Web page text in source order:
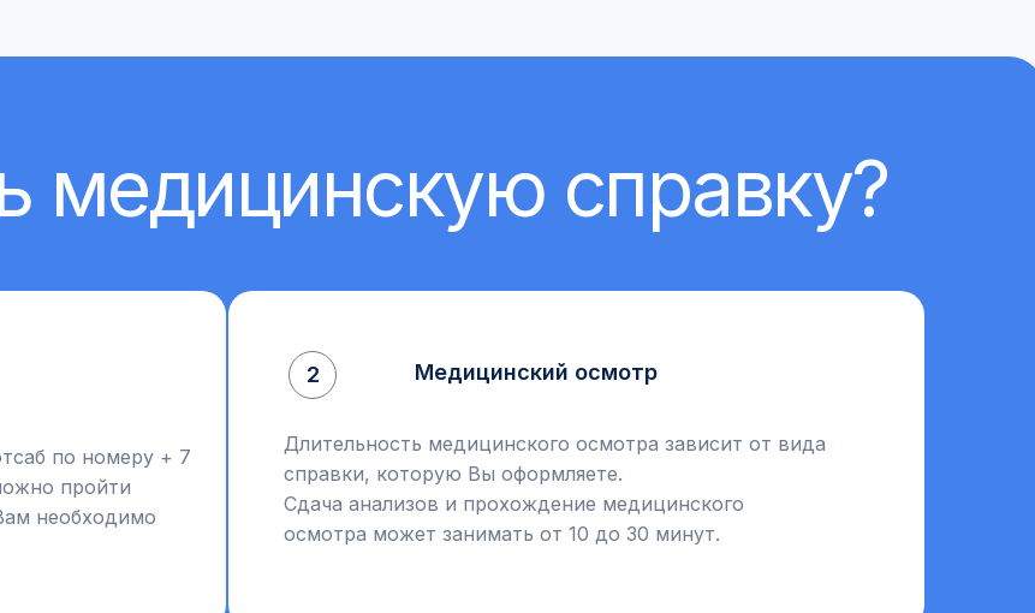
медицинскую справку?
Медицинский осмотр
по номеру + 7
пройти
необходимо
Длительность медицинского осмотра зависит от вида
справки, которую Вы оформляете.
Сдача анализов и прохождение медицинского
осмотра может занимать от 10 до 30 минут.
2